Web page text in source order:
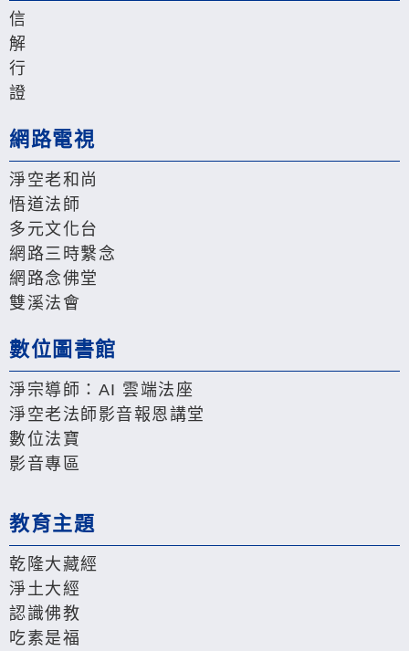
信
解
行
證
網路電視
淨空老和尚
悟道法師
多元文化台
網路三時繫念
網路念佛堂
雙溪法會
數位圖書館
淨宗導師：AI 雲端法座
淨空老法師影音報恩講堂
數位法寶
影音專區
教育主題
乾隆大藏經
淨土大經
認識佛教
吃素是福